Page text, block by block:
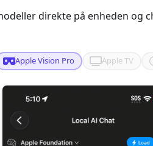
direkte på enheden og
Apple Vision Pro Apple TV